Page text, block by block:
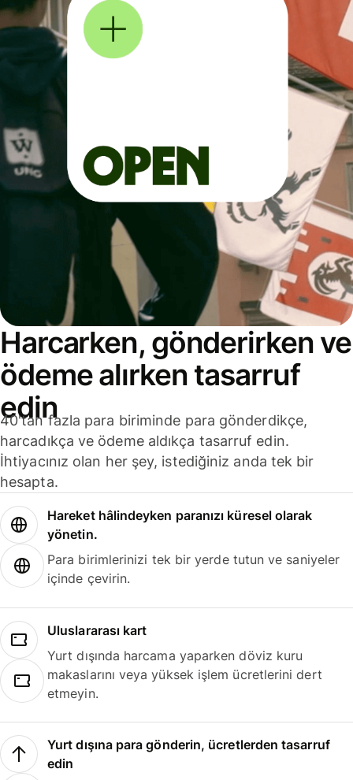
Harcarken, gönderirken ve
ödeme alırken tasarruf
edin
40'tan fazla para biriminde para gönderdikçe,
harcadıkça ve ödeme aldıkça tasarruf edin.
İhtiyacınız olan her şey, istediğiniz anda tek bir
hesapta.
Hareket hâlindeyken paranızı küresel olarak
yönetin.
Para birimlerinizi tek bir yerde tutun ve saniyeler
içinde çevirin.
Uluslararası kart
Yurt dışında harcama yaparken döviz kuru
makaslarını veya yüksek işlem ücretlerini dert
etmeyin.
Yurt dışına para gönderin, ücretlerden tasarruf
edin